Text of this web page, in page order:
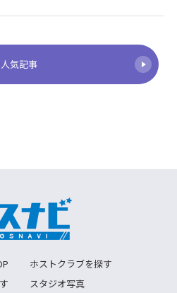
人気記事
ホストクラブを探す
スタジオ写真